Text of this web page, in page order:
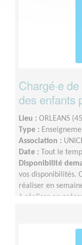
Chargé·e
des enfants
Lieu : ORLEANS
Type :
Association :
Date :
Tout le
Disponibilité
vos disponibilités.
réaliser en
à réaliser en